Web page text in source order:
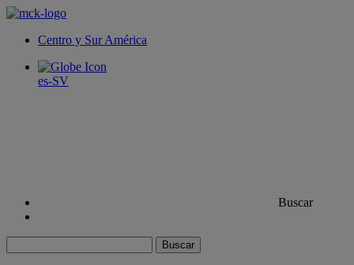
Centro y Sur América
es-SV
Buscar
Buscar